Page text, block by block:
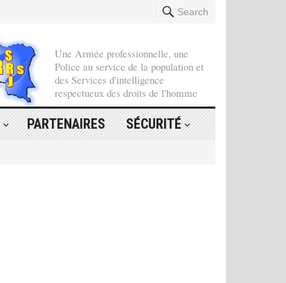
Search
Une Armée professionnelle, une
Police au service de la population et
des Services d'intelligence
respectueux des droits de l'homme
PARTENAIRES SÉCURITÉ